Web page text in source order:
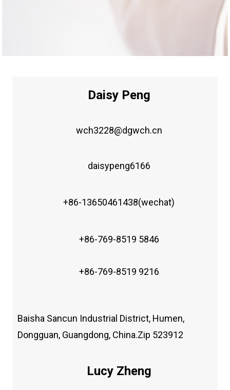
Daisy Peng
wch3228@dgwch.cn
daisypeng6166
+86-13650461438(wechat)
+86-769-8519 5846
+86-769-8519 9216
Baisha Sancun Industrial District, Humen,
Dongguan, Guangdong, China.Zip 523912
Lucy Zheng